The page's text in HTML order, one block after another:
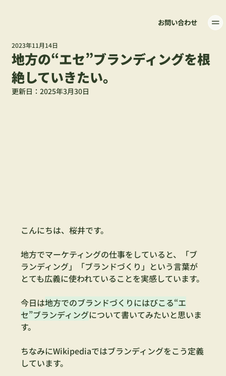
お問い合わせ
地方の“エセ”ブランディングを根
絶していきたい。
2023年11月14日
更新日：2025年3月30日
こんにちは、桜井です。
地方でマーケティングの仕事をしていると、「ブ
ランディング」「ブランドづくり」という言葉が
とても広義に使われていることを実感しています。
今日は地方でのブランドづくりにはびこる“エ
セ”ブランディングについて書いてみたいと思いま
す。
ちなみにWikipediaではブランディングをこう定義
しています。